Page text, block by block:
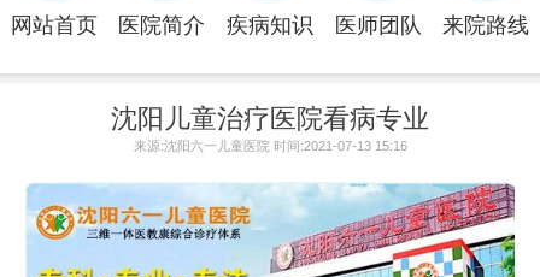
网站首页 医院简介 疾病知识 医师团队 来院路线
沈阳儿童治疗医院看病专业
来源:沈阳六一儿童医院 时间:2021-07-13 15:16